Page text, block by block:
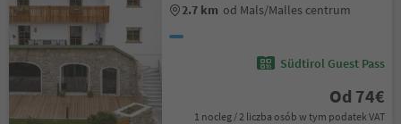
2.7 km od Mals/Malles centrum
Südtirol Guest Pass
Od 74€
1 nocleg / 2 liczba osób w tym podatek VAT